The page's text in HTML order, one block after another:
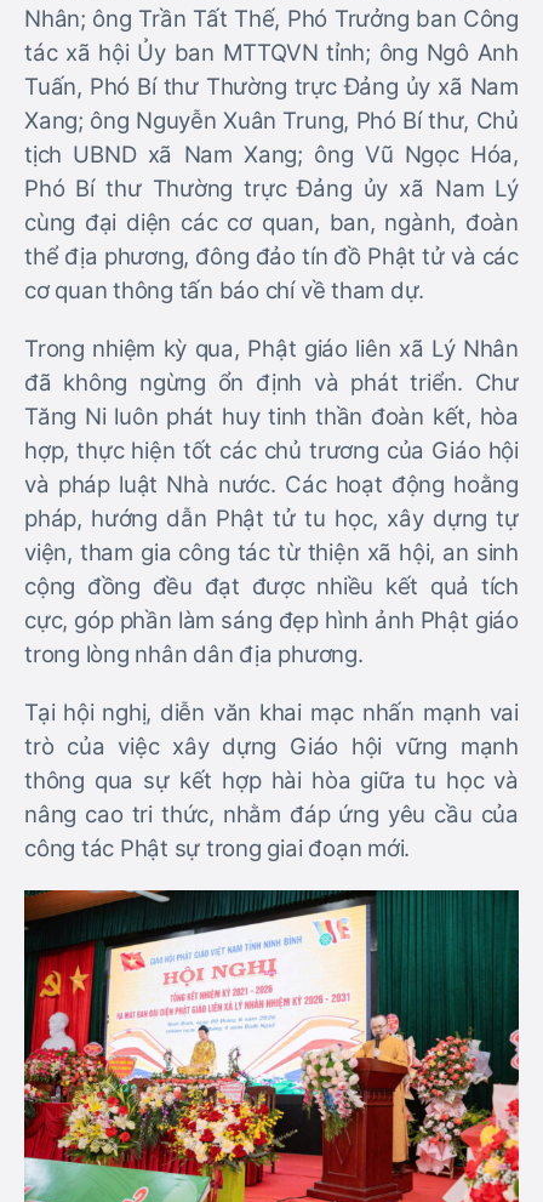
Nhân; ông Trần Tất Thế, Phó Trưởng ban Công
tác xã hội Ủy ban MTTQVN tỉnh; ông Ngô Anh
Tuấn, Phó Bí thư Thường trực Đảng ủy xã Nam
Xang; ông Nguyễn Xuân Trung, Phó Bí thư, Chủ
tịch UBND xã Nam Xang; ông Vũ Ngọc Hóa,
Phó Bí thư Thường trực Đảng ủy xã Nam Lý
cùng đại diện các cơ quan, ban, ngành, đoàn
thể địa phương, đông đảo tín đồ Phật tử và các
cơ quan thông tấn báo chí về tham dự.
Trong nhiệm kỳ qua, Phật giáo liên xã Lý Nhân
đã không ngừng ổn định và phát triển. Chư
Tăng Ni luôn phát huy tinh thần đoàn kết, hòa
hợp, thực hiện tốt các chủ trương của Giáo hội
và pháp luật Nhà nước. Các hoạt động hoằng
pháp, hướng dẫn Phật tử tu học, xây dựng tự
viện, tham gia công tác từ thiện xã hội, an sinh
cộng đồng đều đạt được nhiều kết quả tích
cực, góp phần làm sáng đẹp hình ảnh Phật giáo
trong lòng nhân dân địa phương.
Tại hội nghị, diễn văn khai mạc nhấn mạnh vai
trò của việc xây dựng Giáo hội vững mạnh
thông qua sự kết hợp hài hòa giữa tu học và
nâng cao tri thức, nhằm đáp ứng yêu cầu của
công tác Phật sự trong giai đoạn mới.